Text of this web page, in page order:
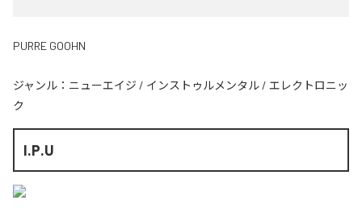
PURRE GOOHN
ジャンル： ニューエイジ / インストゥルメンタル / エレクトロニッ
ク
I.P.U